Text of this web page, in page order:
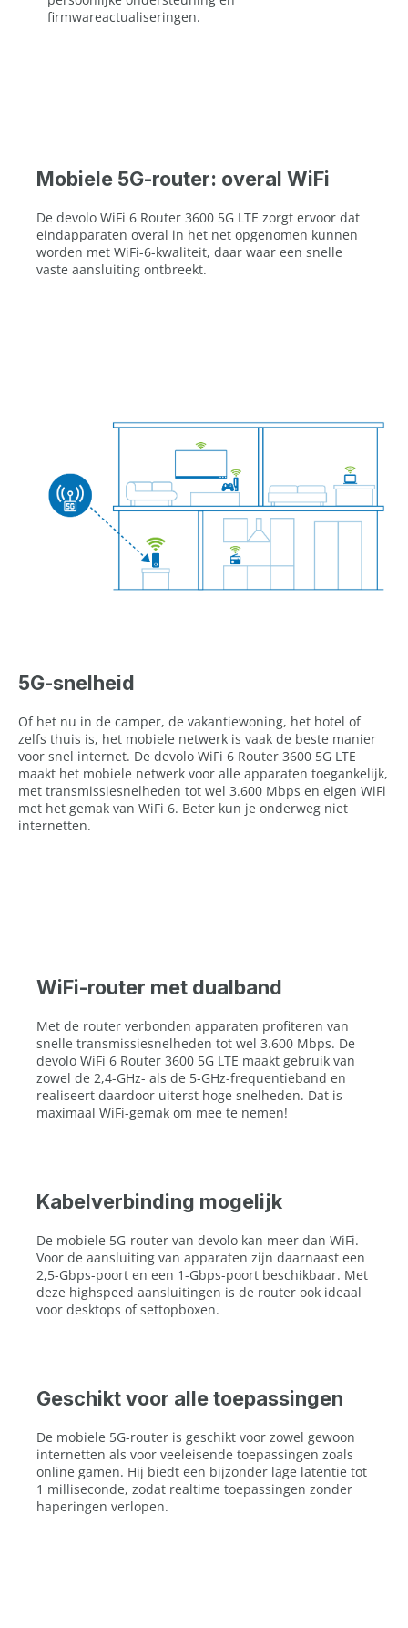
firmwareactualiseringen.
Mobiele 5G-router: overal WiFi
De devolo WiFi 6 Router 3600 5G LTE zorgt ervoor dat
eindapparaten overal in het net opgenomen kunnen
worden met WiFi-6-kwaliteit, daar waar een snelle
vaste aansluiting ontbreekt.
5G-snelheid
Of het nu in de camper, de vakantiewoning, het hotel of
zelfs thuis is, het mobiele netwerk is vaak de beste manier
voor snel internet. De devolo WiFi 6 Router 3600 5G LTE
maakt het mobiele netwerk voor alle apparaten toegankelijk,
met transmissiesnelheden tot wel 3.600 Mbps en eigen WiFi
met het gemak van WiFi 6. Beter kun je onderweg niet
internetten.
WiFi-router met dualband
Met de router verbonden apparaten profiteren van
snelle transmissiesnelheden tot wel 3.600 Mbps. De
devolo WiFi 6 Router 3600 5G LTE maakt gebruik van
zowel de 2,4-GHz- als de 5-GHz-frequentieband en
realiseert daardoor uiterst hoge snelheden. Dat is
maximaal WiFi-gemak om mee te nemen!
Kabelverbinding mogelijk
De mobiele 5G-router van devolo kan meer dan WiFi.
Voor de aansluiting van apparaten zijn daarnaast een
2,5-Gbps-poort en een 1-Gbps-poort beschikbaar. Met
deze highspeed aansluitingen is de router ook ideaal
voor desktops of settopboxen.
Geschikt voor alle toepassingen
De mobiele 5G-router is geschikt voor zowel gewoon
internetten als voor veeleisende toepassingen zoals
online gamen. Hij biedt een bijzonder lage latentie tot
1 milliseconde, zodat realtime toepassingen zonder
haperingen verlopen.